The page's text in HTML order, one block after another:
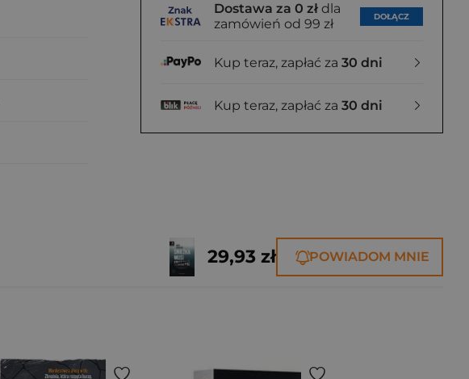
Dostawa za 0 zł dla
zamówień od 99 zł
DOŁĄCZ
Kup teraz, zapłać za 30 dni
Kup teraz, zapłać za 30 dni
29,93 zł POWIADOM MNIE